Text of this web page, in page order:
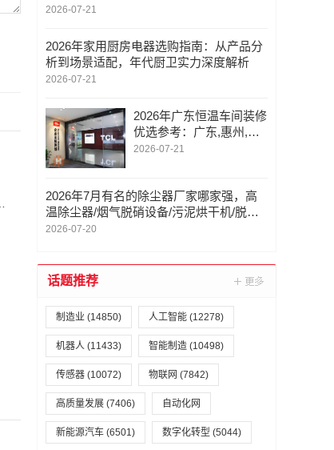
(1)
2026-07-21
2026年家用厨房电器选购指南：从产品分
析到场景适配，年代厨卫实力深度解析
2026-07-21
2026年广东恒温车间装修
优选参考：广东,惠州,深
圳,写字楼工装装修/医美
2026-07-21
2026年7月有名的除尘器厂家哪家强，高
温除尘器/烟气脱硝设备/污泥烘干机/脱硝
设备/湿电除尘器，除尘器销售厂家选哪家
2026-07-20
话题推荐
制造业 (14850) 人工智能 (12278)
机器人 (11433) 智能制造 (10498)
传感器 (10072) 物联网 (7842)
高质量发展 (7406) 自动化网
新能源汽车 (6501) 数字化转型 (5044)